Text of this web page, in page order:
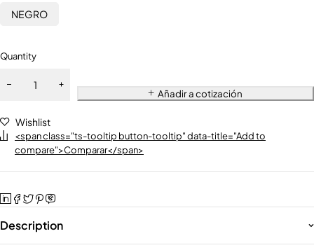
NEGRO
Quantity
Añadir a cotización
Wishlist
<span class="ts-tooltip button-tooltip" data-title="Add to
compare">Comparar</span>
Description